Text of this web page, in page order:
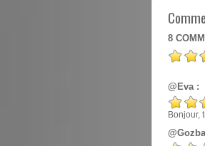
8
@Eva :
Bonjour,